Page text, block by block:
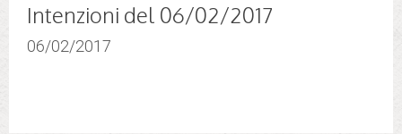
Intenzioni del 06/02/2017
06/02/2017